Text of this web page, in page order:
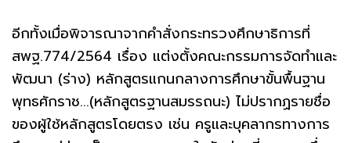
อีกทั้งเมื่อพิจารณาจากคำสั่งกระทรวงศึกษาธิการที่
สพฐ.774/2564 เรื่อง แต่งตั้งคณะกรรมการจัดทำและ
พัฒนา (ร่าง) หลักสูตรแกนกลางการศึกษาขั้นพื้นฐาน
พุทธศักราช...(หลักสูตรฐานสมรรถนะ) ไม่ปรากฏรายชื่อ
ของผู้ใช้หลักสูตรโดยตรง เช่น ครูและบุคลากรทางการ